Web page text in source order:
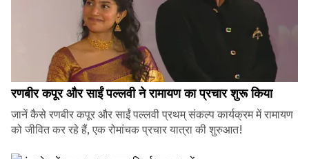
रणबीर कपूर और साईं पल्लवी ने रामायण का प्रचार शुरू किया
जानें कैसे रणबीर कपूर और साईं पल्लवी प्रथम् संकल्प कार्यक्रम में रामायण
को जीवित कर रहे हैं, एक रोमांचक प्रचार यात्रा की शुरुआत!